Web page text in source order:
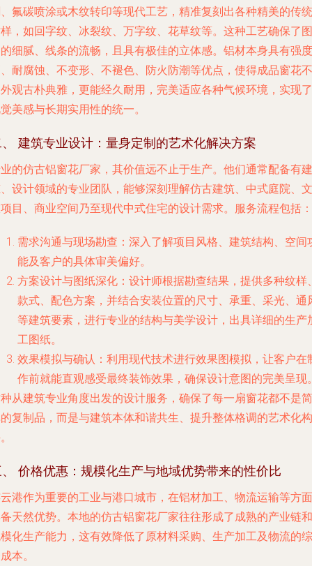
氟碳喷涂或木纹转印等现代工艺，精准复刻出各种精美的传统
，如回字纹、冰裂纹、万字纹、花草纹等。这种工艺确保了图
细腻、线条的流畅，且具有极佳的立体感。铝材本身具有强度
耐腐蚀、不变形、不褪色、防火防潮等优点，使得成品窗花不
观古朴典雅，更能经久耐用，完美适应各种气候环境，实现了
美感与长期实用性的统一。
建筑专业设计：量身定制的艺术化解决方案
的仿古铝窗花厂家，其价值远不止于生产。他们通常配备有建
设计领域的专业团队，能够深刻理解仿古建筑、中式庭院、文
目、商业空间乃至现代中式住宅的设计需求。服务流程包括：
需求沟通与现场勘查 ：深入了解项目风格、建筑结构、空间
能及客户的具体审美偏好。
方案设计与图纸深化 ：设计师根据勘查结果，提供多种纹样
款式、配色方案，并结合安装位置的尺寸、承重、采光、通
等建筑要素，进行专业的结构与美学设计，出具详细的生产
工图纸。
效果模拟与确认 ：利用现代技术进行效果图模拟，让客户在
作前就能直观感受最终装饰效果，确保设计意图的完美呈现
从建筑专业角度出发的设计服务，确保了每一扇窗花都不是简
复制品，而是与建筑本体和谐共生、提升整体格调的艺术化构
价格优惠：规模化生产与地域优势带来的性价比
港作为重要的工业与港口城市，在铝材加工、物流运输等方面
天然优势。本地的仿古铝窗花厂家往往形成了成熟的产业链和
化生产能力，这有效降低了原材料采购、生产加工及物流的综
本。